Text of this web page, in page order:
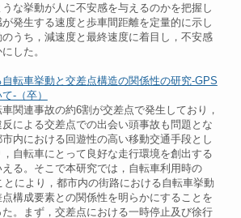
な挙動が人に不安感を与えるのかを把握し
発生する速度と歩車間距離を定量的に示し
うち，減速度と最終速度に着目し，不安感
した。
転車挙動と交差点構造の関係性の研究-GPS
-（卒）
関連事故の約6割が交差点で発生しており，
による交差点での出会い頭事故も問題とな
内における回遊性の高い移動交通手段とし
自転車にとって良好な走行環境を創出する
る。そこで本研究では，自転車利用時の
により，都市内の街路における自転車挙動
構成要素との関係性を明らかにすることを
。まず，交差点における一時停止及び徐行